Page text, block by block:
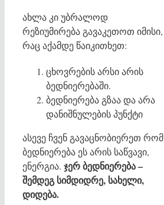
ახლა კი უბრალოდ
რეზიუმირება გავაკეთოთ იმისი,
რაც აქამდე წაიკითხეთ:
ცხოვრების არსი არის
ბედნიერებაში.
ბედნიერება გზაა და არა
დანიშნულების პუნქტი
ასევე ჩვენ გავაცნობიერეთ რომ
ბედნიერება ეს არის საწვავი,
ენერგია. ჯერ ბედნიერება –
შემდეგ სიმდიდრე, სახელი,
დიდება.